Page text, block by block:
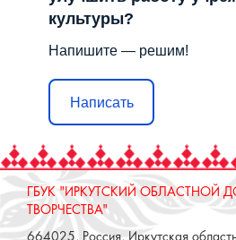
Написать
ГБУК "ИРКУТСКИЙ ОБЛАСТНОЙ
ТВОРЧЕСТВА"
664025, Россия, Иркутская
Свердлова, стр. 18, e-mail:
тел.: 8 (3952) 33-04-25 - приемная